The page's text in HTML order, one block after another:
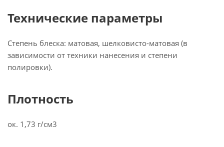
Технические параметры
Степень блеска: матовая, шелковисто-матовая (в
зависимости от техники нанесения и степени
полировки).
Плотность
ок. 1,73 г/см3